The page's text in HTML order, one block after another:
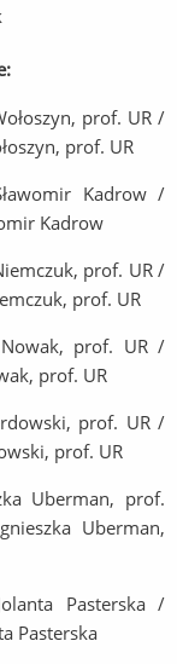
prof. UR /
prof. UR
Kadrow /
Kadrow
prof. UR /
prof. UR
prof. UR /
prof. UR
prof. UR /
prof. UR
Uberman, prof.
Uberman,
Pasterska /
Pasterska